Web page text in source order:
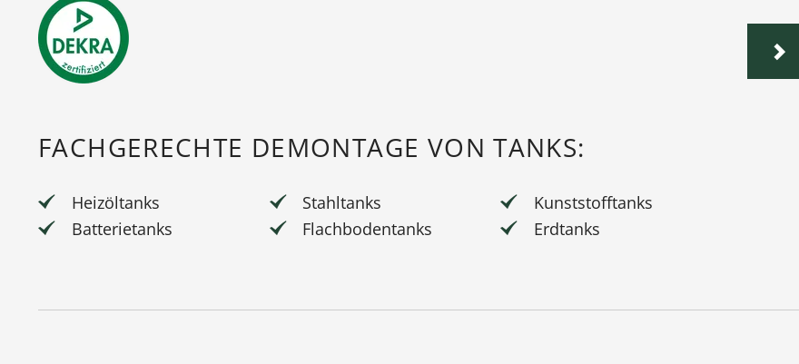
FACHGERECHTE DEMONTAGE VON TANKS:
Heizöltanks Stahltanks
Kunststofftanks
Batterietanks
Flachbodentanks Erdtanks